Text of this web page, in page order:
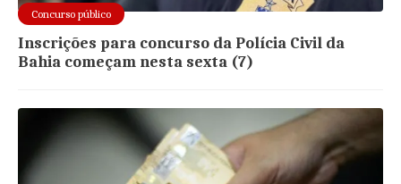
Concurso público
Inscrições para concurso da Polícia Civil da
Bahia começam nesta sexta (7)